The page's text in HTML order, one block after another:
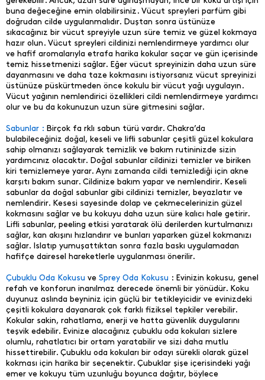
buna değeceğine emin olabilirsiniz. Vücut spreyleri parfüm gibi
doğrudan cilde uygulanmalıdır. Duştan sonra üstünüze
sıkacağınız bir vücut spreyiyle uzun süre temiz ve güzel kokmaya
hazır olun. Vücut spreyleri cildinizi nemlendirmeye yardımcı olur
ve hafif aromalarıyla etrafa harika kokular saçar ve gün içerisinde
temiz hissetmenizi sağlar. Eğer vücut spreyinizin daha uzun süre
dayanmasını ve daha taze kokmasını istiyorsanız vücut spreyinizi
üstünüze püskürtmeden önce kokulu bir vücut yağı uygulayın.
Vücut yağının nemlendirici özellikleri cildi nemlendirmeye yardımcı
olur ve bu da kokunuzun uzun süre gitmesini sağlar.
Sabunlar : Birçok fa rklı sabun türü vardır. Chakra’da
bulabileceğiniz doğal, keseli ve lifli sabunlar çeşitli güzel kokulara
sahip olmanızı sağlayarak temizlik ve bakım rutininizde sizin
yardımcınız olacaktır. Doğal sabunlar cildinizi temizler ve biriken
kiri temizlemeye yarar. Aynı zamanda cildi temizlediği için akne
karşıtı bakım sunar. Cildinize bakım yapar ve nemlendirir. Keseli
sabunlar da doğal sabunlar gibi cildinizi temizler, beyazlatır ve
nemlendirir. Kesesi sayesinde dolap ve çekmecelerinizin güzel
kokmasını sağlar ve bu kokuyu daha uzun süre kalıcı hale getirir.
Lifli sabunlar, peeling etkisi yaratarak ölü derilerden kurtulmanızı
sağlar, kan akışını hızlandırır ve bunları yaparken güzel kokmanızı
sağlar. Islatıp yumuşattıktan sonra fazla baskı uygulamadan
hafifçe dairesel hareketlerle uygulanması önerilir.
Çubuklu Oda Kokusu ve Sprey Oda Kokusu : Evinizin kokusu, genel
refah ve konforun inanılmaz derecede önemli bir yönüdür. Koku
duyunuz aslında beyniniz için güçlü bir tetikleyicidir ve evinizdeki
çeşitli kokulara dayanarak çok farklı fiziksel tepkiler verebilir.
Kokular sakin, rahatlama, enerji ve hatta güvenlik duygularını
teşvik edebilir. Evinize alacağınız çubuklu oda kokuları sizlere
olumlu, rahatlatıcı bir ortam yaratabilir ve sizi daha mutlu
hissettirebilir. Çubuklu oda kokuları bir odayı sürekli olarak güzel
kokması için harika bir seçenektir. Çubuklar şişe içerisindeki yağı
emer ve kokuyu tüm uzunluğu boyunca dağıtır, böylece